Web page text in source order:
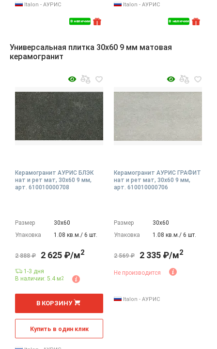
В наличии
Italon - АУРИС
В наличии
Italon - АУРИС
Универсальная плитка 30x60 9 мм матовая
керамогранит
Керамогранит АУРИС БЛЭК
нат и рет мат, 30x60 9 мм,
арт. 610010000708
Размер
30х60
Упаковка
1.08 кв.м./ 6 шт.
2 888 ₽ 2 625 ₽/м2
1-3 дня
В наличии: 5.4 м2
м
В КОРЗИНУ
Купить в один клик
Керамогранит АУРИС ГРАФИТ
нат и рет мат, 30x60 9 мм,
арт. 610010000706
Размер
30х60
Упаковка
1.08 кв.м./ 6 шт.
2 569 ₽ 2 335 ₽/м2
Не производится
Italon - АУРИС